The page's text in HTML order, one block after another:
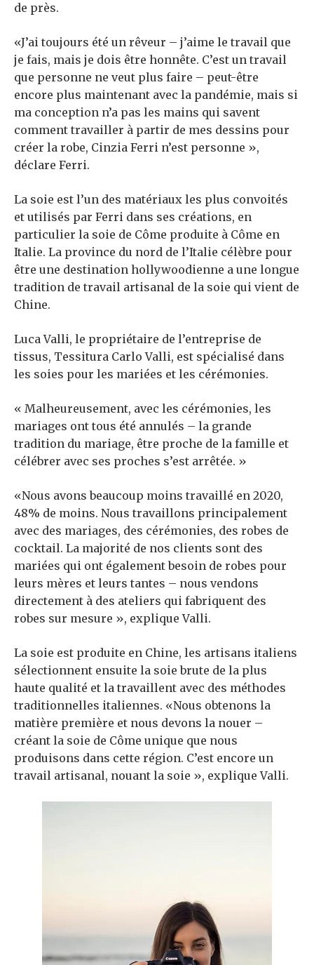
de près.
«J’ai toujours été un rêveur – j’aime le travail que
je fais, mais je dois être honnête. C’est un travail
que personne ne veut plus faire – peut-être
encore plus maintenant avec la pandémie, mais si
ma conception n’a pas les mains qui savent
comment travailler à partir de mes dessins pour
créer la robe, Cinzia Ferri n’est personne »,
déclare Ferri.
La soie est l’un des matériaux les plus convoités
et utilisés par Ferri dans ses créations, en
particulier la soie de Côme produite à Côme en
Italie. La province du nord de l’Italie célèbre pour
être une destination hollywoodienne a une longue
tradition de travail artisanal de la soie qui vient de
Chine.
Luca Valli, le propriétaire de l’entreprise de
tissus, Tessitura Carlo Valli, est spécialisé dans
les soies pour les mariées et les cérémonies.
« Malheureusement, avec les cérémonies, les
mariages ont tous été annulés – la grande
tradition du mariage, être proche de la famille et
célébrer avec ses proches s’est arrêtée. »
«Nous avons beaucoup moins travaillé en 2020,
48% de moins. Nous travaillons principalement
avec des mariages, des cérémonies, des robes de
cocktail. La majorité de nos clients sont des
mariées qui ont également besoin de robes pour
leurs mères et leurs tantes – nous vendons
directement à des ateliers qui fabriquent des
robes sur mesure », explique Valli.
La soie est produite en Chine, les artisans italiens
sélectionnent ensuite la soie brute de la plus
haute qualité et la travaillent avec des méthodes
traditionnelles italiennes. «Nous obtenons la
matière première et nous devons la nouer –
créant la soie de Côme unique que nous
produisons dans cette région. C’est encore un
travail artisanal, nouant la soie », explique Valli.